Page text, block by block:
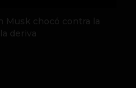
Musk chocó contra la
deriva